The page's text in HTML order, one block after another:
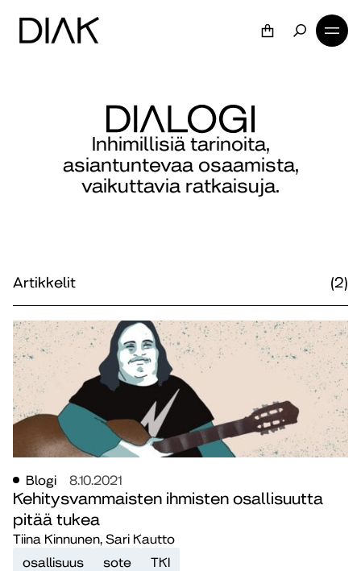
Inhimillisiä tarinoita,
asiantuntevaa osaamista,
vaikuttavia ratkaisuja.
Artikkelit (2)
Blogi 8.10.2021
Kehitysvammaisten ihmisten osallisuutta
pitää tukea
Tiina Kinnunen, Sari Kautto
osallisuus
sote TKI